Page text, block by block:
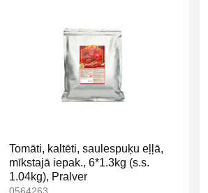
Tomāti, kaltēti, saulespuķu eļļā,
mīkstajā iepak., 6*1.3kg (s.s.
1.04kg), Pralver
0564263